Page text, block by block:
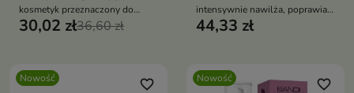
kosmetyk przeznaczony do
pielęgnacji skóry wymagającej
30,02 zł36,60 zł
intensywnie nawilża, poprawia
jędrność i elastyczność skóry
44,33 zł
Nowość favorite_border Nowość favorite_border